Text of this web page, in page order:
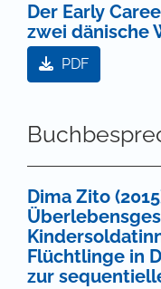
Der Early
zwei dänische
PDF
Dima Zito
Flüchtlinge in
zur